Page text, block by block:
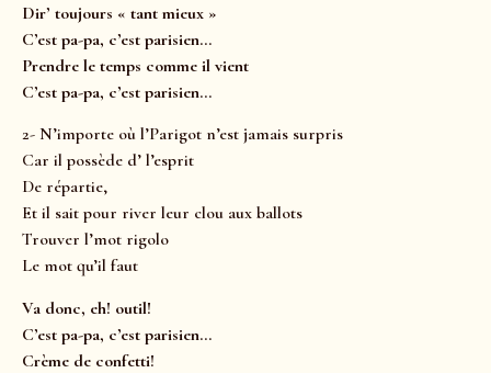
Dir’ toujours « tant mieux »
C’est pa-pa, c’est parisien…
Prendre le temps comme il vient
C’est pa-pa, c’est parisien…
2- N’importe où l’Parigot n’est jamais surpris
Car il possède d’ l’esprit
De répartie,
Et il sait pour river leur clou aux ballots
Trouver l’mot rigolo
Le mot qu’il faut
Va donc, eh! outil!
C’est pa-pa, c’est parisien…
Crème de confetti!